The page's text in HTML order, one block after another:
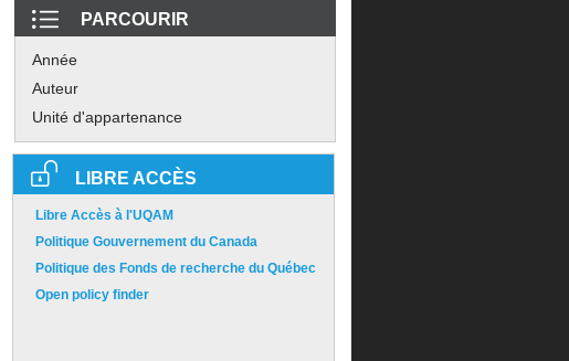
PARCOURIR
Année
Auteur
Unité d'appartenance
LIBRE ACCÈS
Libre Accès à l'UQAM
Politique Gouvernement du Canada
Politique des Fonds de recherche du Québec
Open policy finder